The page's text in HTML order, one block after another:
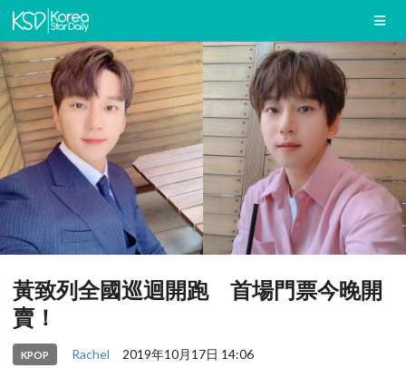
黃致列全國巡迴開跑 首場門票今晚開
賣！
KPOP Rachel 2019年10月17日 14:06